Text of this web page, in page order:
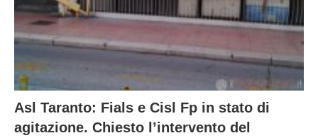
Asl Taranto: Fials e Cisl Fp in stato di
agitazione. Chiesto l’intervento del